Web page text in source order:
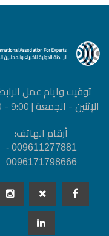
توقيت وايام عمل
الإثنين - الجمعة | 9:00 - 4:00
أرقام الهاتف:
009611277881 -
0096171798666